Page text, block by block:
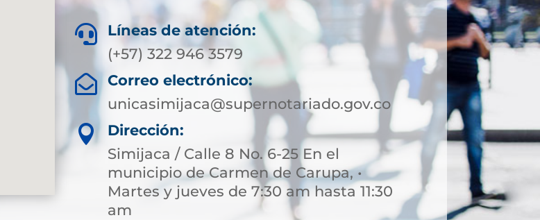

Líneas de atención:
(+57) 322 946 3579

Correo electrónico:
unicasimijaca@supernotariado.gov.co

Dirección:
Simijaca / Calle 8 No. 6-25 En el
municipio de Carmen de Carupa, •
Martes y jueves de 7:30 am hasta 11:30
am